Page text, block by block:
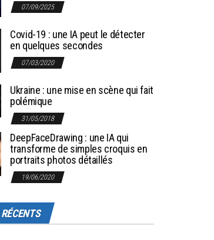
07/09/2025
Covid-19 : une IA peut le détecter
en quelques secondes
07/03/2020
Ukraine : une mise en scène qui fait
polémique
31/05/2018
DeepFaceDrawing : une IA qui
transforme de simples croquis en
portraits photos détaillés
19/06/2020